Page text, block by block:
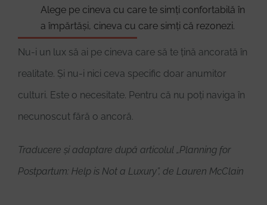
Alege pe cineva cu care te simți confortabilă în
a împărtăși, cineva cu care simți că rezonezi.
Nu-i un lux să ai pe cineva care să te țină ancorată în
realitate. Și nu-i nici ceva specific doar anumitor
culturi. Este o necesitate. Pentru că nu poți naviga în
necunoscut fără o ancoră.
Traducere și adaptare după articolul „Planning for
Postpartum: Help is Not a Luxury”, de Lauren McClain